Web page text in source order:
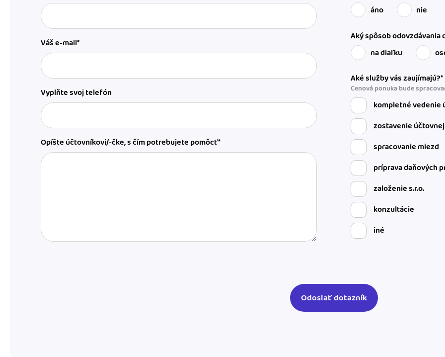
Váš e-mail*
Vyplňte svoj telefón
Opíšte účtovníkovi/-čke, s čím potrebujete pomôcť*
áno
nie
Aký spôsob
na diaľku
Aké služby vás zaujímajú?*
Cenová ponuka bude
kompletné vedenie
zostavenie
spracovanie miezd
príprava daňových
založenie s.r.o.
konzultácie
iné